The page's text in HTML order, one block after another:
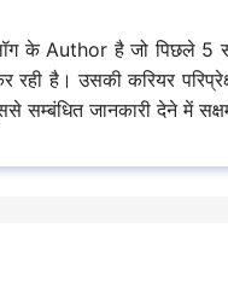
के Author है जो पिछले
है। उसकी करियर
सम्बंधित जानकारी देने में